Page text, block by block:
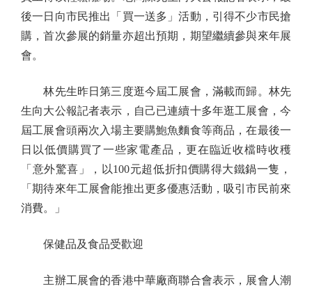
後一日向市民推出「買一送多」活動，引得不少市民搶
購，首次參展的銷量亦超出預期，期望繼續參與來年展
會。
林先生昨日第三度逛今屆工展會，滿載而歸。林先
生向大公報記者表示，自己已連續十多年逛工展會，今
屆工展會頭兩次入場主要購鮑魚麵食等商品，在最後一
日以低價購買了一些家電產品，更在臨近收檔時收穫
「意外驚喜」，以100元超低折扣價購得大鐵鍋一隻，
「期待來年工展會能推出更多優惠活動，吸引市民前來
消費。」
保健品及食品受歡迎
主辦工展會的香港中華廠商聯合會表示，展會人潮